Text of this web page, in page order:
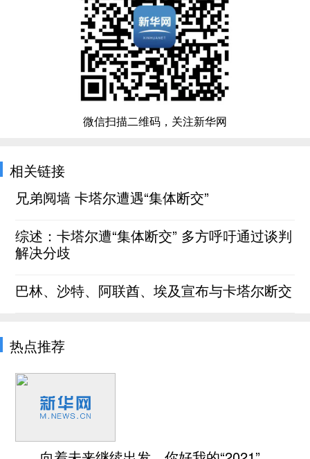
微信扫描二维码，关注新华网
相关链接
兄弟阋墙 卡塔尔遭遇“集体断交”
综述：卡塔尔遭“集体断交” 多方呼吁通过谈判
解决分歧
巴林、沙特、阿联酋、埃及宣布与卡塔尔断交
热点推荐